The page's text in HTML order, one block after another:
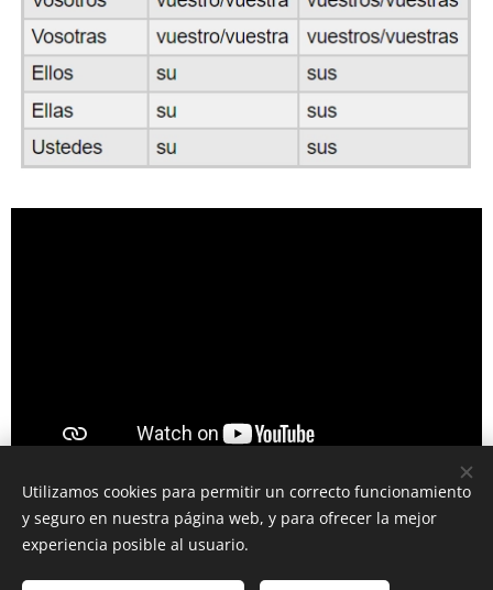
Utilizamos cookies para permitir un correcto funcionamiento
y seguro en nuestra página web, y para ofrecer la mejor
experiencia posible al usuario.